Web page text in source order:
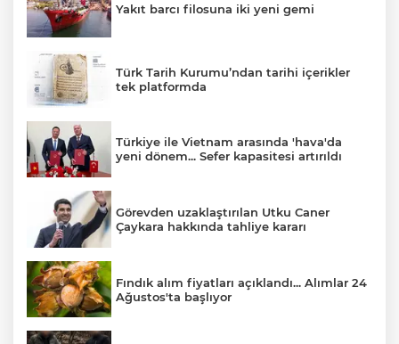
Yakıt barcı filosuna iki yeni gemi
Türk Tarih Kurumu’ndan tarihi içerikler
tek platformda
Türkiye ile Vietnam arasında 'hava'da
yeni dönem... Sefer kapasitesi artırıldı
Görevden uzaklaştırılan Utku Caner
Çaykara hakkında tahliye kararı
Fındık alım fiyatları açıklandı... Alımlar 24
Ağustos'ta başlıyor